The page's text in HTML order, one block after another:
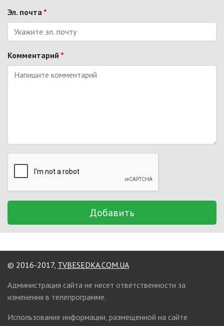
Эл. почта *
Комментарий *
Добавить
© 2016-2017, TVBESEDKA.COM.UA
Администрация сайта не несет ответственности за
изменения в телепрограмме.
Использование информации, размещенной на сайте